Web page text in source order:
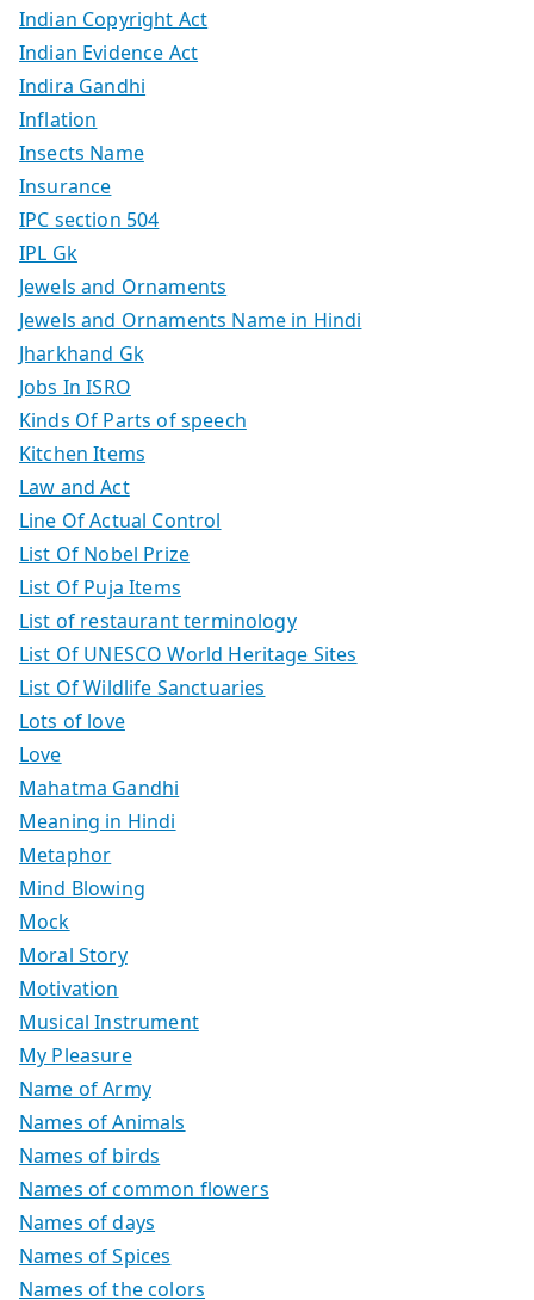
Indian Copyright Act
Indian Evidence Act
Indira Gandhi
Inflation
Insects Name
Insurance
IPC section 504
IPL Gk
Jewels and Ornaments
Jewels and Ornaments Name in Hindi
Jharkhand Gk
Jobs In ISRO
Kinds Of Parts of speech
Kitchen Items
Law and Act
Line Of Actual Control
List Of Nobel Prize
List Of Puja Items
List of restaurant terminology
List Of UNESCO World Heritage Sites
List Of Wildlife Sanctuaries
Lots of love
Love
Mahatma Gandhi
Meaning in Hindi
Metaphor
Mind Blowing
Mock
Moral Story
Motivation
Musical Instrument
My Pleasure
Name of Army
Names of Animals
Names of birds
Names of common flowers
Names of days
Names of Spices
Names of the colors